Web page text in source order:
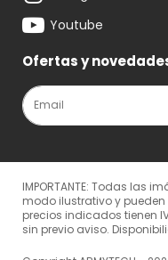
Youtube
Ofertas y
IMPORTANTE: Todas las
modo ilustrativo y pueden
precios indicados tienen
sin previo aviso.